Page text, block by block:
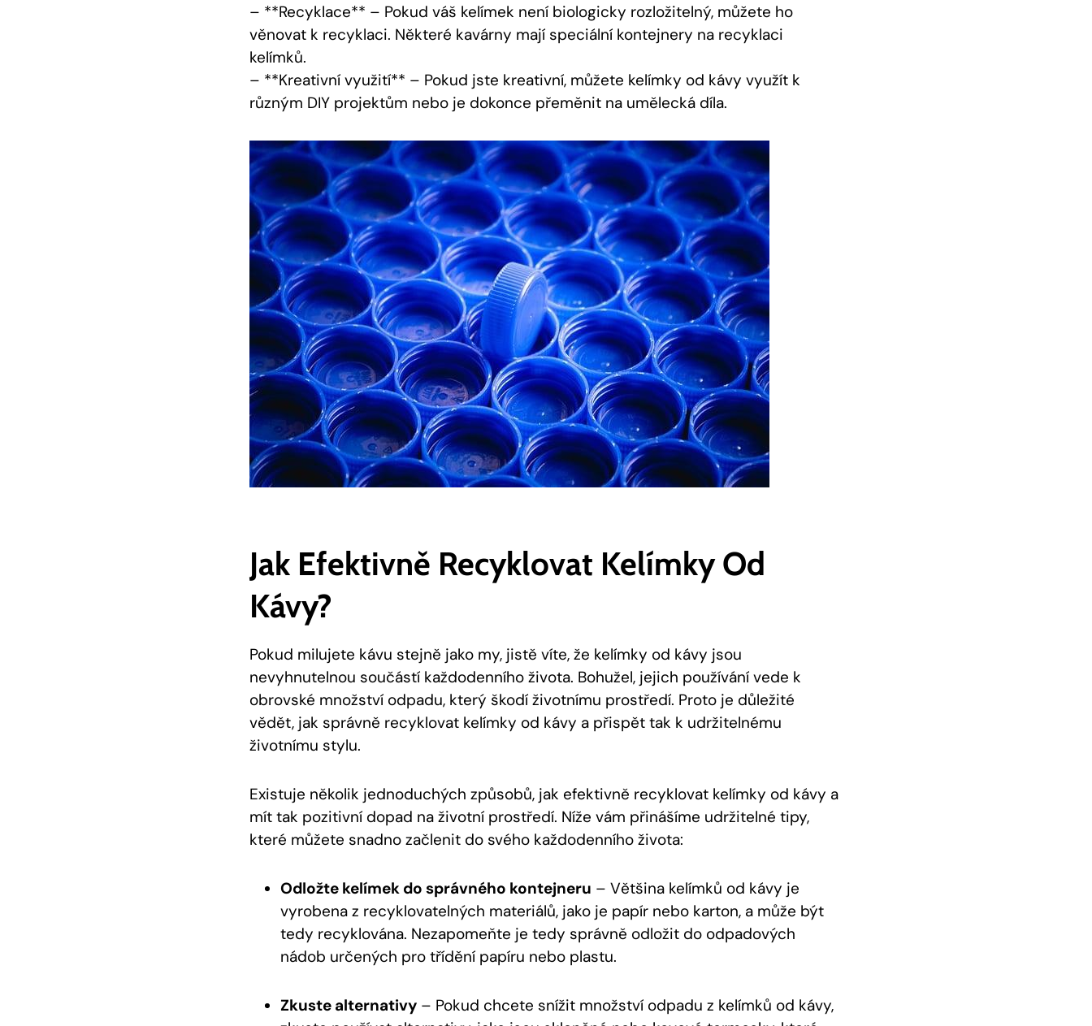
– **Recyklace** – Pokud váš kelímek není biologicky rozložitelný, můžete ho
věnovat k recyklaci. Některé kavárny mají speciální kontejnery na recyklaci
kelímků.
– **Kreativní využití** – Pokud jste kreativní, můžete kelímky od kávy využít k
různým DIY projektům nebo je dokonce přeměnit na umělecká díla.
Jak Efektivně Recyklovat Kelímky Od
Kávy?
Pokud milujete kávu stejně jako my, jistě víte, že kelímky od kávy jsou
nevyhnutelnou součástí každodenního života. Bohužel, jejich používání vede k
obrovské množství odpadu, který škodí životnímu prostředí. Proto je důležité
vědět, jak správně recyklovat kelímky od kávy a přispět tak k udržitelnému
životnímu stylu.
Existuje několik jednoduchých způsobů, jak efektivně recyklovat kelímky od kávy a
mít tak pozitivní dopad na životní prostředí. Níže vám přinášíme udržitelné tipy,
které můžete snadno začlenit do svého každodenního života:
Odložte kelímek do správného kontejneru – Většina kelímků od kávy je
vyrobena z recyklovatelných materiálů, jako je papír nebo karton, a může být
tedy recyklována. Nezapomeňte je tedy správně odložit do odpadových
nádob určených pro třídění papíru nebo plastu.
Zkuste alternativy – Pokud chcete snížit množství odpadu z kelímků od kávy,